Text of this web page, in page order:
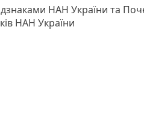
НАН України та
НАН України